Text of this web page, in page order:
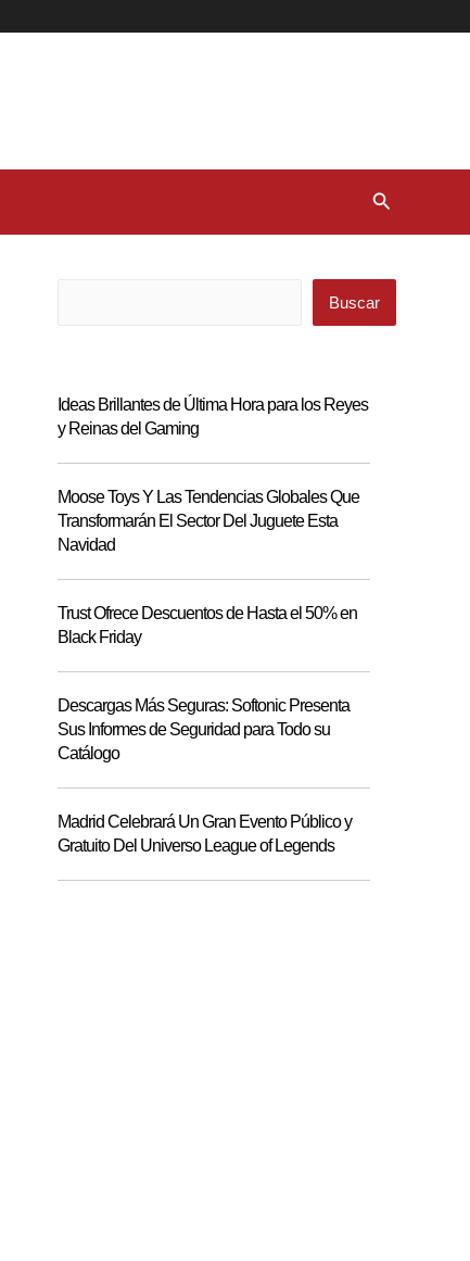
Buscar
Buscar
Ideas Brillantes de Última Hora para los Reyes
y Reinas del Gaming
Moose Toys Y Las Tendencias Globales Que
Transformarán El Sector Del Juguete Esta
Navidad
Trust Ofrece Descuentos de Hasta el 50% en
Black Friday
Descargas Más Seguras: Softonic Presenta
Sus Informes de Seguridad para Todo su
Catálogo
Madrid Celebrará Un Gran Evento Público y
Gratuito Del Universo League of Legends